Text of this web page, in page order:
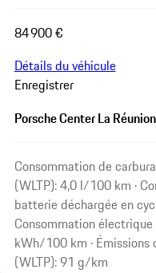
84 900 €
Détails du véhicule
Enregistrer
Porsche Center La Réunion
Consommation de
(WLTP): 4,0 l/100 km ·
batterie déchargée en
Consommation
kWh/100 km · Émissions
(WLTP): 91 g/km